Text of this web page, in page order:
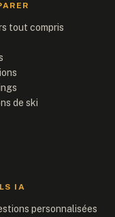
tout compris
de ski
IA
personnalisées